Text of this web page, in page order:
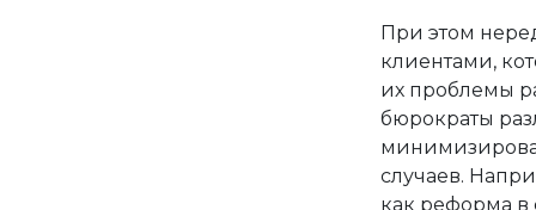
При этом
клиентами,
их проблемы
бюрократы
случаев.
как реформа в